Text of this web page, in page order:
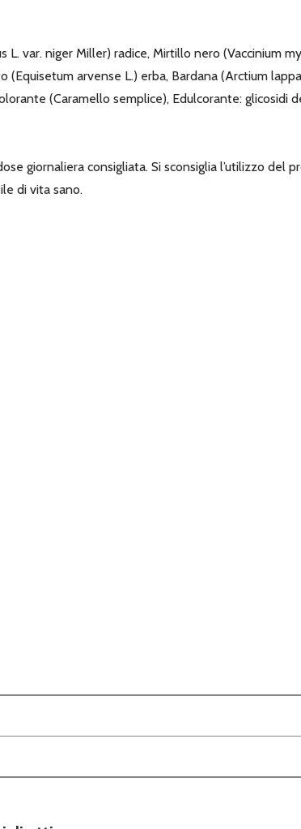
var. niger Miller) radice, Mirtillo nero (Vaccinium
arvense L.) erba, Bardana (Arctium
(Caramello semplice), Edulcorante: glicosidi
giornaliera consigliata. Si sconsiglia l’utilizzo del
di vita sano.